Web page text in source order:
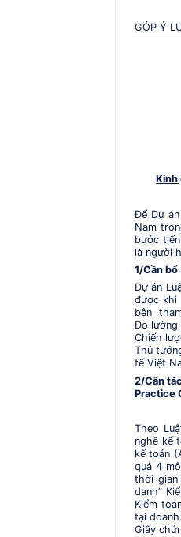
GÓP Ý
Kính
Để Dự
Nam
bước
là người
1/Cần
Dự án
được khi
bên
Đo lường
Chiến
Thủ
tế Việt
2/Cần
Practice
Theo
nghề kế
kế toán
quả 4
thời gian
danh”
Kiểm
tại
Giấy